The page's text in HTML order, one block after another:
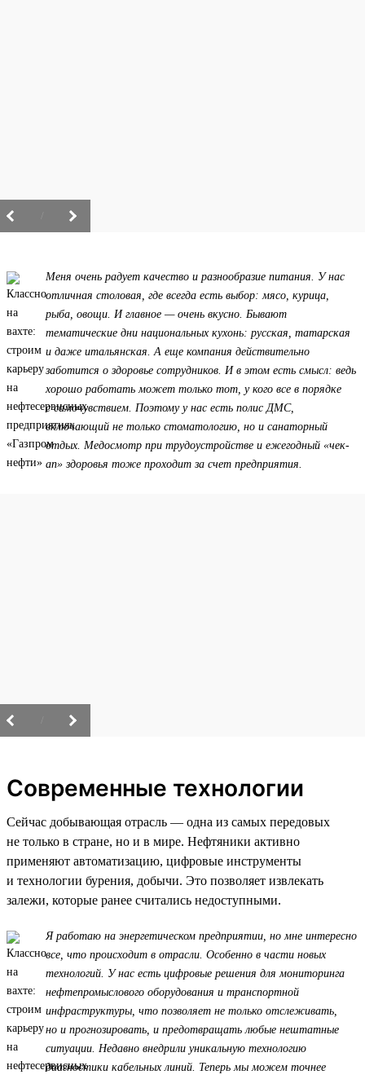
Меня очень радует качество и разнообразие питания. У нас
отличная столовая, где всегда есть выбор: мясо, курица,
рыба, овощи. И главное — очень вкусно. Бывают
тематические дни национальных кухонь: русская, татарская
и даже итальянская. А еще компания действительно
заботится о здоровье сотрудников. И в этом есть смысл: ведь
хорошо работать может только тот, у кого все в порядке
с самочувствием. Поэтому у нас есть полис ДМС,
включающий не только стоматологию, но и санаторный
отдых. Медосмотр при трудоустройстве и ежегодный «чек-
ап» здоровья тоже проходит за счет предприятия.
Современные технологии
Сейчас добывающая отрасль — одна из самых передовых
не только в стране, но и в мире. Нефтяники активно
применяют автоматизацию, цифровые инструменты
и технологии бурения, добычи. Это позволяет извлекать
залежи, которые ранее считались недоступными.
Я работаю на энергетическом предприятии, но мне интересно
все, что происходит в отрасли. Особенно в части новых
технологий. У нас есть цифровые решения для мониторинга
нефтепромыслового оборудования и транспортной
инфраструктуры, что позволяет не только отслеживать,
но и прогнозировать, и предотвращать любые нештатные
ситуации. Недавно внедрили уникальную технологию
диагностики кабельных линий. Теперь мы можем точнее